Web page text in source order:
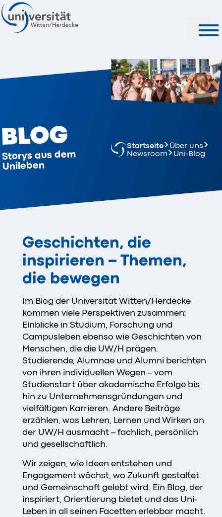
BLOG
Storys aus dem
Unileben
Startseite
Über uns
Newsroom
Uni-Blog
Geschichten, die
inspirieren – Themen,
die bewegen
Im Blog der Universität Witten/Herdecke
kommen viele Perspektiven zusammen:
Einblicke in Studium, Forschung und
Campusleben ebenso wie Geschichten von
Menschen, die die UW/H prägen.
Studierende, Alumnae und Alumni berichten
von ihren individuellen Wegen – vom
Studienstart über akademische Erfolge bis
hin zu Unternehmensgründungen und
vielfältigen Karrieren. Andere Beiträge
erzählen, was Lehren, Lernen und Wirken an
der UW/H ausmacht – fachlich, persönlich
und gesellschaftlich.
Wir zeigen, wie Ideen entstehen und
Engagement wächst, wo Zukunft gestaltet
und Gemeinschaft gelebt wird. Ein Blog, der
inspiriert, Orientierung bietet und das Uni-
Leben in all seinen Facetten erlebbar macht.